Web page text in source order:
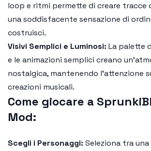
loop e ritmi permette di creare tracce
una soddisfacente sensazione di
costruisci.
Visivi Semplici e Luminosi: La palette
e le animazioni semplici creano
nostalgica, mantenendo l'attenzione
creazioni musicali.
Come giocare a
Mod:
Scegli i Personaggi: Seleziona tra